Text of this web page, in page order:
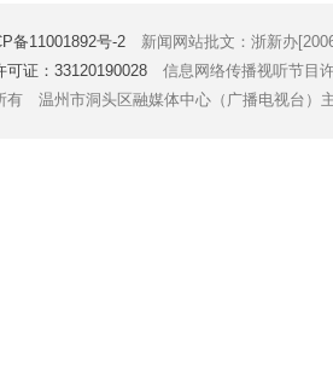
备11001892号-2 新闻网站批文：浙新办
可证：33120190028 信息网络传播视听节目
有 温州市洞头区融媒体中心（广播电视台）